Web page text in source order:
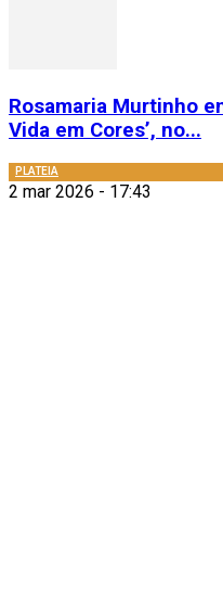
Rosamaria Murtinho
Vida em Cores’, no...
PLATEIA
2 mar 2026 - 17:43